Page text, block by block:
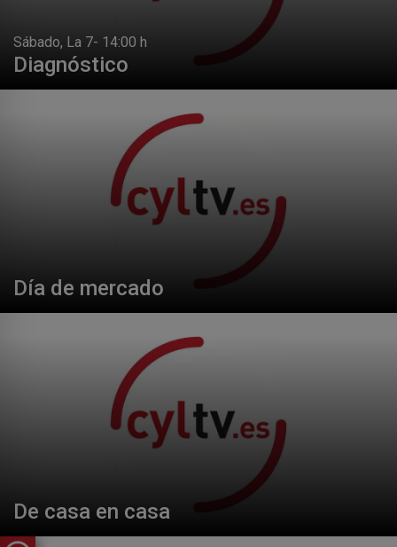
Sábado, La 7- 14:00 h
Diagnóstico
Día de mercado
De casa en casa